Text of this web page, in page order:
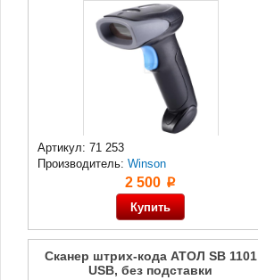
Артикул: 71 253
Производитель: Winson
2 500 p
Сканер штрих-кода АТОЛ SB 1101
USB, без подставки